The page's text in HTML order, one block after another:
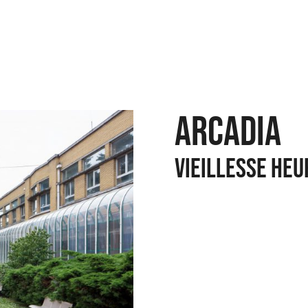
ARCADIA
VIEILLESSE